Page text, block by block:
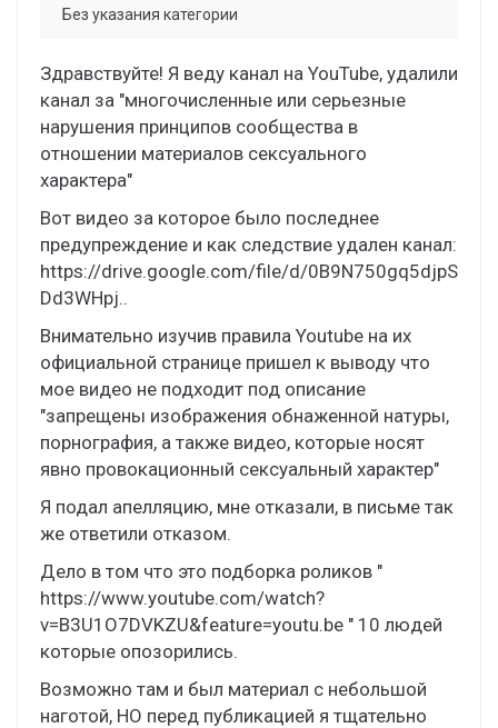
Без указания категории
Здравствуйте! Я веду канал на YouTube, удалили
канал за "многочисленные или серьезные
нарушения принципов сообщества в
отношении материалов сексуального
характера"
Вот видео за которое было последнее
предупреждение и как следствие удален канал:
https://drive.google.com/file/d/0B9N750gq5djpS
Dd3WHpj..
Внимательно изучив правила Youtube на их
официальной странице пришел к выводу что
мое видео не подходит под описание
"запрещены изображения обнаженной натуры,
порнография, а также видео, которые носят
явно провокационный сексуальный характер"
Я подал апелляцию, мне отказали, в письме так
же ответили отказом.
Дело в том что это подборка роликов "
https://www.youtube.com/watch?
v=B3U1O7DVKZU&feature=youtu.be " 10 людей
которые опозорились.
Возможно там и был материал с небольшой
наготой, НО перед публикацией я тщательно